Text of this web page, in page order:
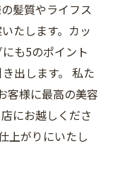
髪質やライフス
たします。カッ
も5のポイント
出します。 私た
客様に最高の美容
にお越しくださ
上がりにいたし